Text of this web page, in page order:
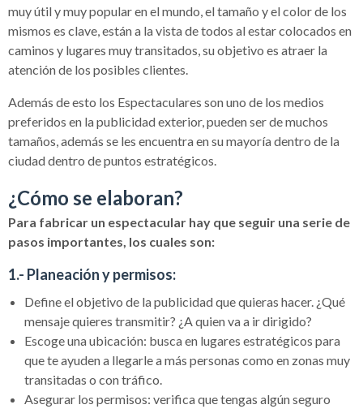
muy útil y muy popular en el mundo, el tamaño y el color de los
mismos es clave, están a la vista de todos al estar colocados en
caminos y lugares muy transitados, su objetivo es atraer la
atención de los posibles clientes.
Además de esto los Espectaculares son uno de los medios
preferidos en la publicidad exterior, pueden ser de muchos
tamaños, además se les encuentra en su mayoría dentro de la
ciudad dentro de puntos estratégicos.
¿Cómo se elaboran?
Para fabricar un espectacular hay que seguir una serie de
pasos importantes, los cuales son:
1.- Planeación y permisos:
Define el objetivo de la publicidad que quieras hacer. ¿Qué
mensaje quieres transmitir? ¿A quien va a ir dirigido?
Escoge una ubicación: busca en lugares estratégicos para
que te ayuden a llegarle a más personas como en zonas muy
transitadas o con tráfico.
Asegurar los permisos: verifica que tengas algún seguro